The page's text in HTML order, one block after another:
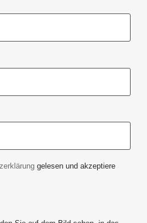
gelesen und akzeptiere